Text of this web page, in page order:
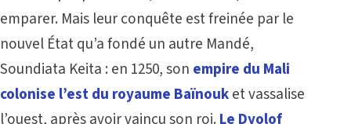
emparer. Mais leur conquête est freinée par le
nouvel État qu’a fondé un autre Mandé,
Soundiata Keita : en 1250, son empire du Mali
colonise l’est du royaume Baïnouket vassalise
l’ouest, après avoir vaincu son roi. Le Dyolof